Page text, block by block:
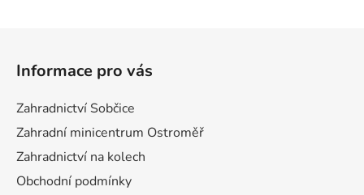
Informace pro vás
Zahradnictví Sobčice
Zahradní minicentrum Ostroměř
Zahradnictví na kolech
Obchodní podmínky